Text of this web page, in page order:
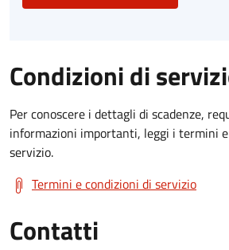
Condizioni di
Per conoscere i dettagli di scadenze,
informazioni importanti, leggi i termini
servizio.
Termini e condizioni di servizio
Contatti